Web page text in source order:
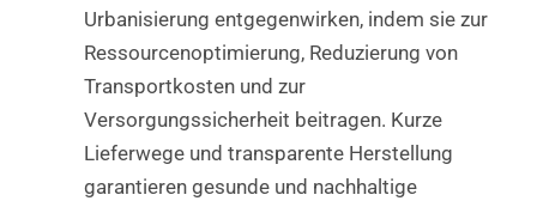
Urbanisierung entgegenwirken, indem sie zur
Ressourcenoptimierung, Reduzierung von
Transportkosten und zur
Versorgungssicherheit beitragen. Kurze
Lieferwege und transparente Herstellung
garantieren gesunde und nachhaltige